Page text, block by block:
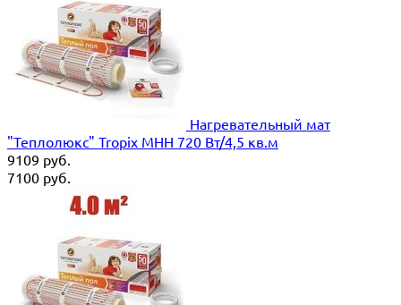
Нагревательный мат
"Теплолюкс" Tropix МНН 720 Вт/4,5 кв.м
9109 руб.
7100 руб.